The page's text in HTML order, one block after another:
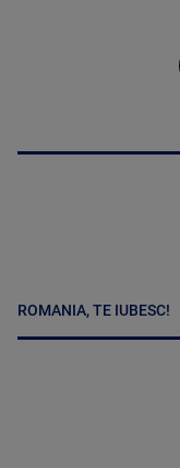
ROMANIA, TE IUBESC!